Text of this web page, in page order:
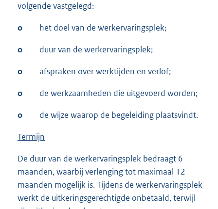
volgende vastgelegd:
o het doel van de werkervaringsplek;
o duur van de werkervaringsplek;
o afspraken over werktijden en verlof;
o de werkzaamheden die uitgevoerd worden;
o de wijze waarop de begeleiding plaatsvindt.
Termijn
De duur van de werkervaringsplek bedraagt 6
maanden, waarbij verlenging tot maximaal 12
maanden mogelijk is. Tijdens de werkervaringsplek
werkt de uitkeringsgerechtigde onbetaald, terwijl